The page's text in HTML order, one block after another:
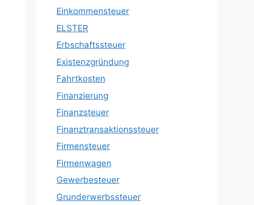
Einkommensteuer
ELSTER
Erbschaftssteuer
Existenzgründung
Fahrtkosten
Finanzierung
Finanzsteuer
Finanztransaktionssteuer
Firmensteuer
Firmenwagen
Gewerbesteuer
Grunderwerbssteuer